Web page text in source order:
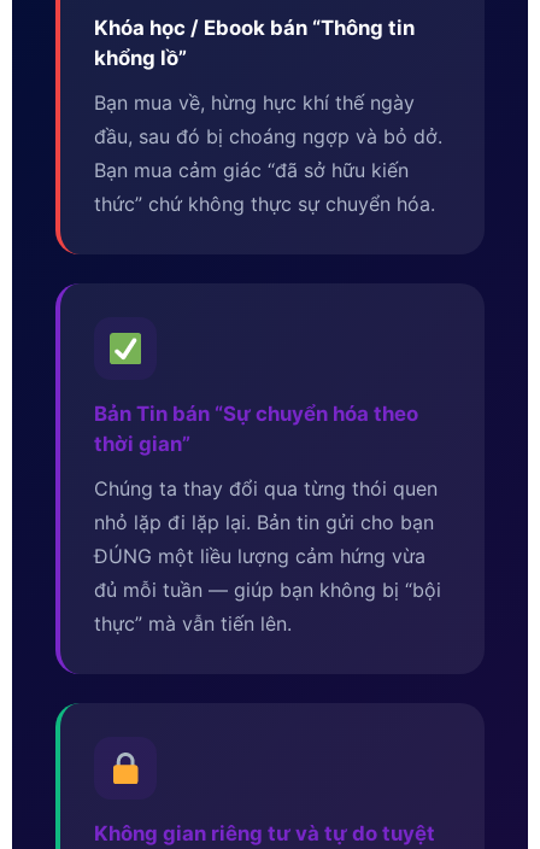
Khóa học / Ebook bán “Thông tin
khổng lồ”
Bạn mua về, hừng hực khí thế ngày
đầu, sau đó bị choáng ngợp và bỏ dở.
Bạn mua cảm giác “đã sở hữu kiến
thức” chứ không thực sự chuyển hóa.
Bản Tin bán “Sự chuyển hóa theo
thời gian”
Chúng ta thay đổi qua từng thói quen
nhỏ lặp đi lặp lại. Bản tin gửi cho bạn
ĐÚNG một liều lượng cảm hứng vừa
đủ mỗi tuần — giúp bạn không bị “bội
thực” mà vẫn tiến lên.
Không gian riêng tư và tự do tuyệt